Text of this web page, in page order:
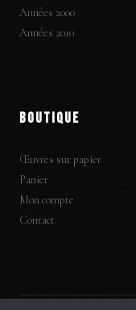
Années 2000
Années 2010
BOUTIQUE
Œuvres sur papier
Panier
Mon compte
Contact